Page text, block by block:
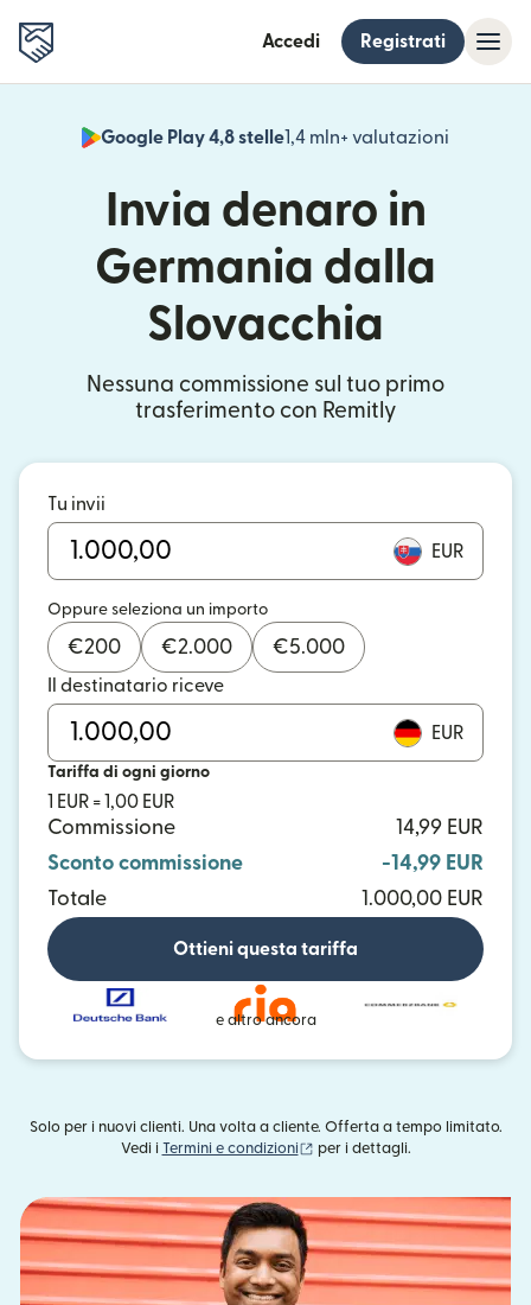
Accedi Registrati
Google Play 4,8 stelle1,4 mln+ valutazioni
Invia denaro in
Germania dalla
Slovacchia
Nessuna commissione sul tuo primo
trasferimento con Remitly
Tu invii
EUR
Oppure seleziona un importo
€200 €2.000 €5.000
Il destinatario riceve
EUR
Tariffa di ogni giorno
1 EUR = 1,00 EUR
Commissione
14,99 EUR
Sconto commissione
-14,99 EUR
Totale
1.000,00 EUR
Ottieni questa tariffa
e altro ancora
Solo per i nuovi clienti. Una volta a cliente. Offerta a tempo limitato.
Vedi i Termini e condizioni (si apre in una nuova finestra)
per i dettagli.